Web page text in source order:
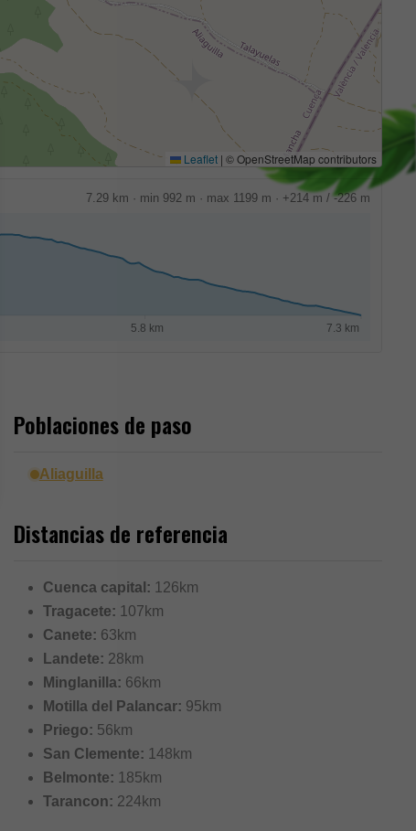
Leaflet | © OpenStreetMap contributors
7.29 km · min 992 m · max 1199 m · +214 m / -226 m
Poblaciones de paso
Aliaguilla
Distancias de referencia
Cuenca capital: 126km
Tragacete: 107km
Canete: 63km
Landete: 28km
Minglanilla: 66km
Motilla del Palancar: 95km
Priego: 56km
San Clemente: 148km
Belmonte: 185km
Tarancon: 224km